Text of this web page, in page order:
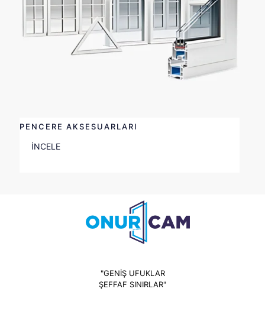
PENCERE AKSESUARLARI
İNCELE
"GENİŞ UFUKLAR
ŞEFFAF SINIRLAR"